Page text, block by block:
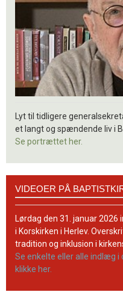
Lyt til tidligere
et langt og spændende liv i
Se portrættet her.
BaptistKirkens
YouTube-
kanal
VIDEOER PÅ
Lørdag den 31. januar
i Korskirken i Herlev.
tradition og inklusion i
Se enkelte eller alle indlæg i
klikke her.